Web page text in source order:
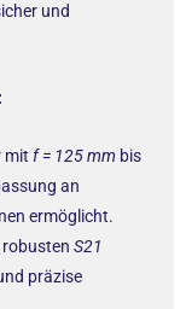
und
mit f = 125 mm bis
an
ermöglicht.
S21
präzise